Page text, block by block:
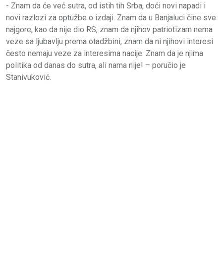
- Znam da će već sutra, od istih tih Srba, doći novi napadi i
novi razlozi za optužbe o izdaji. Znam da u Banjaluci čine sve
najgore, kao da nije dio RS, znam da njihov patriotizam nema
veze sa ljubavlju prema otadžbini, znam da ni njihovi interesi
često nemaju veze za interesima nacije. Znam da je njima
politika od danas do sutra, ali nama nije! – poručio je
Stanivuković.